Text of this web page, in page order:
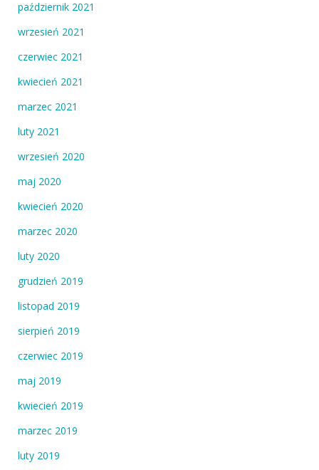
październik 2021
wrzesień 2021
czerwiec 2021
kwiecień 2021
marzec 2021
luty 2021
wrzesień 2020
maj 2020
kwiecień 2020
marzec 2020
luty 2020
grudzień 2019
listopad 2019
sierpień 2019
czerwiec 2019
maj 2019
kwiecień 2019
marzec 2019
luty 2019